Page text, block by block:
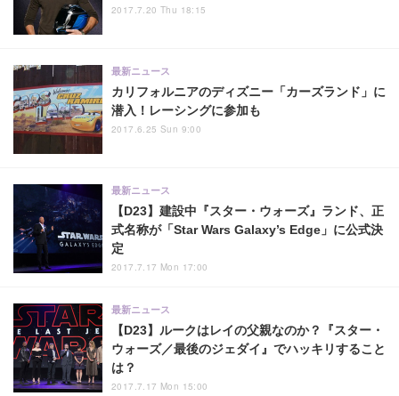
2017.7.20 Thu 18:15
カリフォルニアのディズニー「カーズランド」に
潜入！レーシングに参加も
最新ニュース
2017.6.25 Sun 9:00
【D23】建設中『スター・ウォーズ』ランド、正
式名称が「Star Wars Galaxy’s Edge」に公式決
定
最新ニュース
2017.7.17 Mon 17:00
【D23】ルークはレイの父親なのか？『スター・
ウォーズ／最後のジェダイ』でハッキリすること
は？
最新ニュース
2017.7.17 Mon 15:00